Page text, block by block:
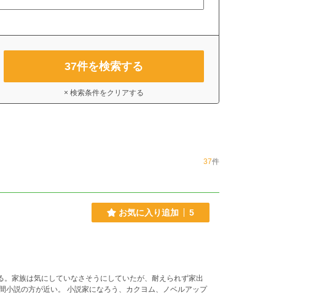
37件を検索する
× 検索条件をクリアする
37件
お気に入り追加 5
家族は気にしていなさそうにしていたが、耐えられず家出